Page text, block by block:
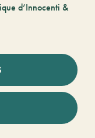
d’Innocenti &